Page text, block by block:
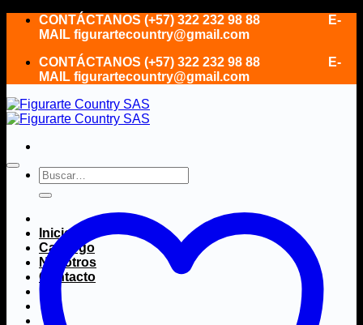
SaltarCONTÁCTANOS (+57) 322 232 98 88 E-
MAIL figurartecountry@gmail.com
CONTÁCTANOS (+57) 322 232 98 88 E-
MAIL figurartecountry@gmail.com
Buscar
por:
Inicio
Catálogo
Nosotros
Contacto